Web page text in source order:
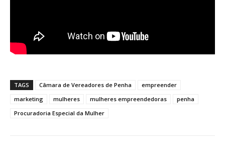
TAGS Câmara de Vereadores de Penha
empreender
marketing
mulheres mulheres empreendedoras
penha
Procuradoria Especial da Mulher